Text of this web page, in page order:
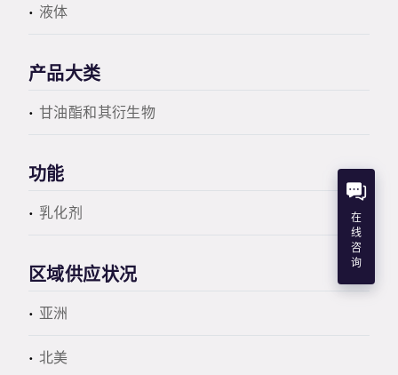
液体
产品大类
甘油酯和其衍生物
功能
乳化剂
区域供应状况
亚洲
北美
在
线
咨
询